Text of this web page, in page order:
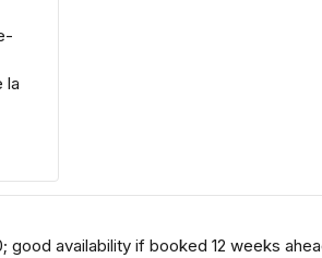
la
good availability if booked 12 weeks